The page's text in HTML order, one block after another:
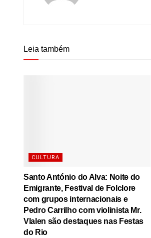
Leia também
CULTURA
Santo António do Alva: Noite do
Emigrante, Festival de Folclore
com grupos internacionais e
Pedro Carrilho com violinista Mr.
Vlalen são destaques nas Festas
do Rio